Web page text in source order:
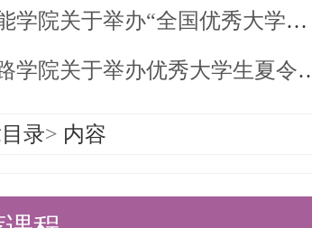
下载打印后本人签字。申
教务公章或学院公章）;
签字），专家须为所报学
举办“全国优秀大学生夏令营”的通知
关于举办优秀大学生夏令营的通知
录> 内容